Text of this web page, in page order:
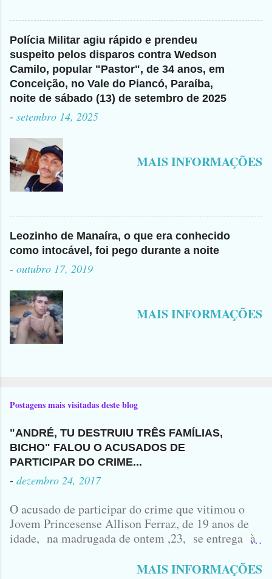
Polícia Militar agiu rápido e prendeu
suspeito pelos disparos contra Wedson
Camilo, popular "Pastor", de 34 anos, em
Conceição, no Vale do Piancó, Paraíba,
noite de sábado (13) de setembro de 2025
- setembro 14, 2025
MAIS INFORMAÇÕES
Leozinho de Manaíra, o que era conhecido
como intocável, foi pego durante a noite
- outubro 17, 2019
MAIS INFORMAÇÕES
Postagens mais visitadas deste blog
"ANDRÉ, TU DESTRUIU TRÊS FAMÍLIAS,
BICHO" FALOU O ACUSADOS DE
PARTICIPAR DO CRIME...
- dezembro 24, 2017
O acusado de participar do crime que vitimou o
Jovem Princesense Allison Ferraz, de 19 anos de
idade, na madrugada de ontem ,23, se entrega à
vulgo ( CORRÓ ) falou como tudo aconteceu ...
MAIS INFORMAÇÕES